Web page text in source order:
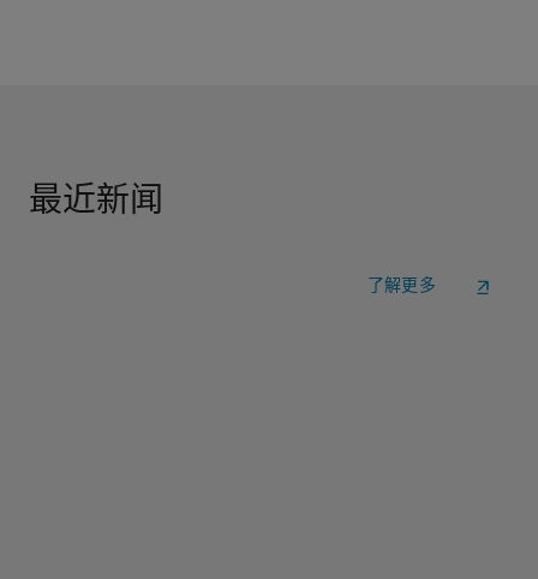
最近新闻
了解更多